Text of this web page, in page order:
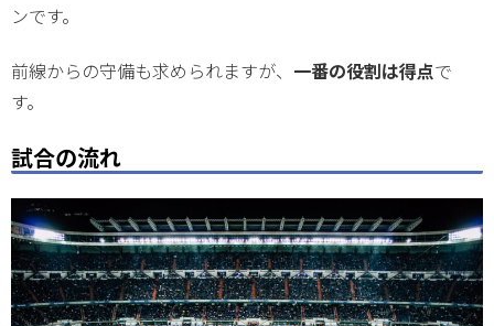
ンです。
前線からの守備も求められますが、 一番の役割は得点で
す。
試合の流れ